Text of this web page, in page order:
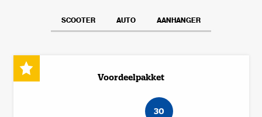
SCOOTER AUTO AANHANGER
Voordeelpakket
30